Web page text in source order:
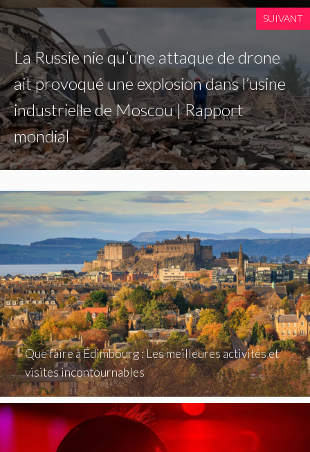
SUIVANT
La Russie nie qu’une attaque de drone
ait provoqué une explosion dans l’usine
industrielle de Moscou | Rapport
mondial
Que faire à Édimbourg : Les meilleures activités et
visites incontournables